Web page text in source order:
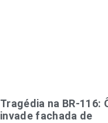
Tragédia na BR-116:
invade fachada de